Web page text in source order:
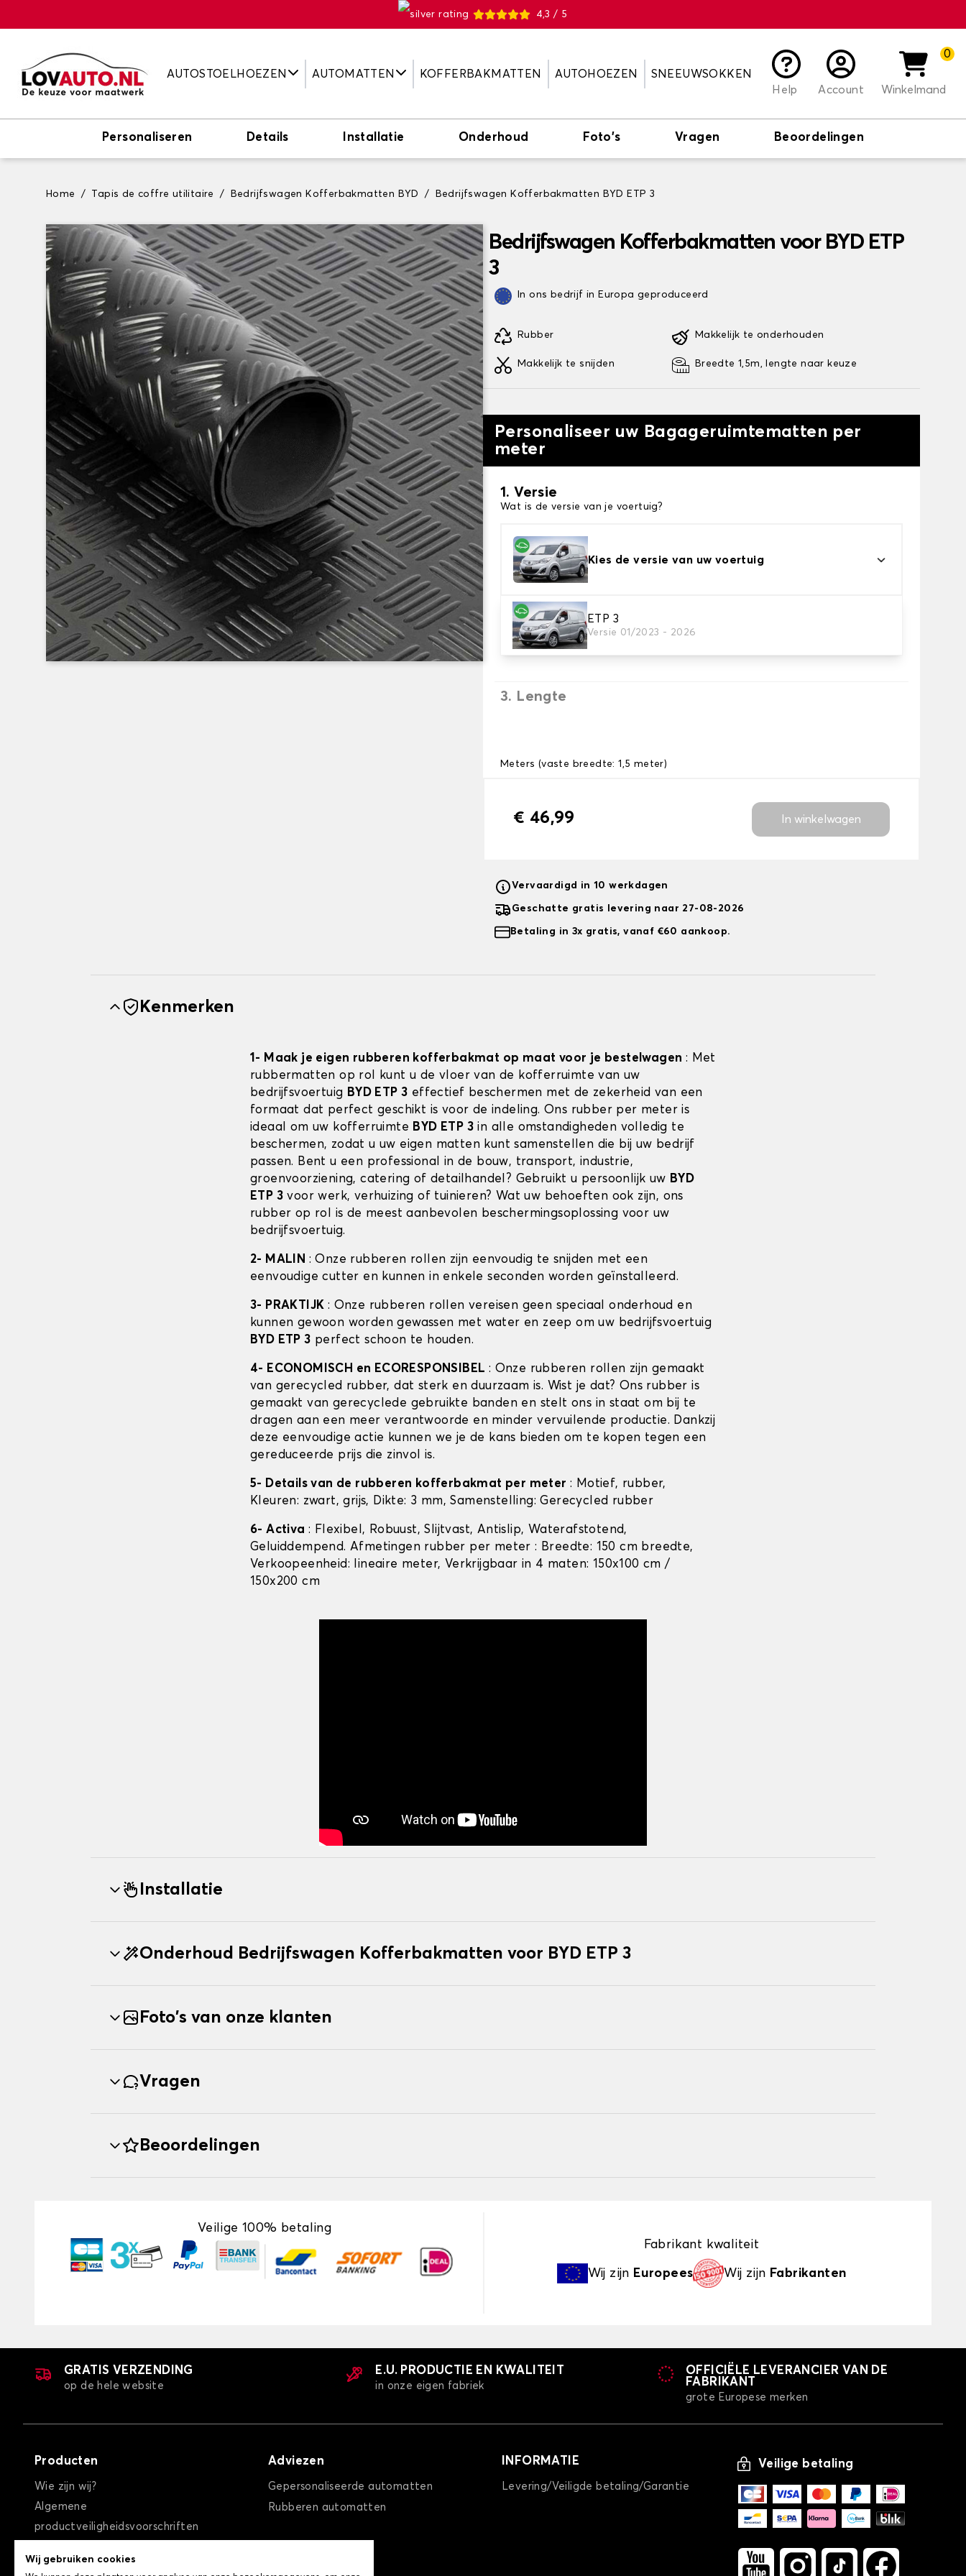
4,3 / 5
AUTOSTOELHOEZEN AUTOMATTEN KOFFERBAKMATTEN AUTOHOEZEN
SNEEUWSOKKEN
Help
Account
0
Winkelmand
Personaliseren Details Installatie Onderhoud Foto's Vragen Beoordelingen
Home Tapis de coffre utilitaire Bedrijfswagen Kofferbakmatten BYD Bedrijfswagen Kofferbakmatten BYD ETP 3
Bedrijfswagen Kofferbakmatten voor BYD ETP
3
In ons bedrijf in Europa geproduceerd
Rubber
Makkelijk te snijden
Makkelijk te onderhouden
Breedte 1,5m, lengte naar keuze
Personaliseer uw Bagageruimtematten per
meter
1. Versie
Wat is de versie van je voertuig?
Kies de versie van uw voertuig
ETP 3
Versie 01/2023 - 2026
2. Tapijt kleuren
Kies de kleur van je tapijt kofferruimte.
3. Lengte
Meters (vaste breedte: 1,5 meter)
€ 46,99 In winkelwagen
Vervaardigd in 10 werkdagen
Geschatte gratis levering naar 27-08-2026
Betaling in 3x gratis, vanaf €60 aankoop.
Kenmerken
1- Maak je eigen rubberen kofferbakmat op maat voor je bestelwagen : Met
rubbermatten op rol kunt u de vloer van de kofferruimte van uw
bedrijfsvoertuig BYD ETP 3 effectief beschermen met de zekerheid van een
formaat dat perfect geschikt is voor de indeling. Ons rubber per meter is
ideaal om uw kofferruimte BYD ETP 3 in alle omstandigheden volledig te
beschermen, zodat u uw eigen matten kunt samenstellen die bij uw bedrijf
passen. Bent u een professional in de bouw, transport, industrie,
groenvoorziening, catering of detailhandel? Gebruikt u persoonlijk uw BYD
ETP 3 voor werk, verhuizing of tuinieren? Wat uw behoeften ook zijn, ons
rubber op rol is de meest aanbevolen beschermingsoplossing voor uw
bedrijfsvoertuig.
2- MALIN : Onze rubberen rollen zijn eenvoudig te snijden met een
eenvoudige cutter en kunnen in enkele seconden worden geïnstalleerd.
3- PRAKTIJK : Onze rubberen rollen vereisen geen speciaal onderhoud en
kunnen gewoon worden gewassen met water en zeep om uw bedrijfsvoertuig
BYD ETP 3 perfect schoon te houden.
4- ECONOMISCH en ECORESPONSIBEL : Onze rubberen rollen zijn gemaakt
van gerecycled rubber, dat sterk en duurzaam is. Wist je dat? Ons rubber is
gemaakt van gerecyclede gebruikte banden en stelt ons in staat om bij te
dragen aan een meer verantwoorde en minder vervuilende productie. Dankzij
deze eenvoudige actie kunnen we je de kans bieden om te kopen tegen een
gereduceerde prijs die zinvol is.
5- Details van de rubberen kofferbakmat per meter : Motief, rubber,
Kleuren: zwart, grijs, Dikte: 3 mm, Samenstelling: Gerecycled rubber
6- Activa : Flexibel, Robuust, Slijtvast, Antislip, Waterafstotend,
Geluiddempend. Afmetingen rubber per meter : Breedte: 150 cm breedte,
Verkoopeenheid: lineaire meter, Verkrijgbaar in 4 maten: 150x100 cm /
150x200 cm
Installatie
Onderhoud Bedrijfswagen Kofferbakmatten voor BYD ETP 3
Foto's van onze klanten
Vragen
Beoordelingen
Veilige 100% betaling
Fabrikant kwaliteit
Wij zijn Europees Wij zijn Fabrikanten
GRATIS VERZENDING
op de hele website
E.U. PRODUCTIE EN KWALITEIT
in onze eigen fabriek
OFFICIËLE LEVERANCIER VAN DE
FABRIKANT
grote Europese merken
Producten
Wie zijn wij?
Algemene
productveiligheidsvoorschriften
Adviezen
Gepersonaliseerde automatten
Rubberen automatten
INFORMATIE
Levering/Veiligde betaling/Garantie
Veilige betaling
Wij gebruiken cookies